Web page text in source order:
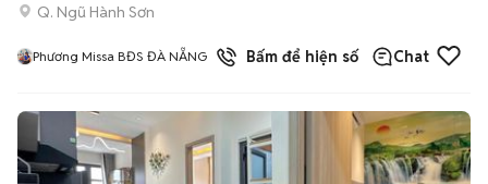
Q. Ngũ Hành Sơn
Phương Missa BĐS ĐÀ NẴNG 1đã bánBấm để hiện số Chat